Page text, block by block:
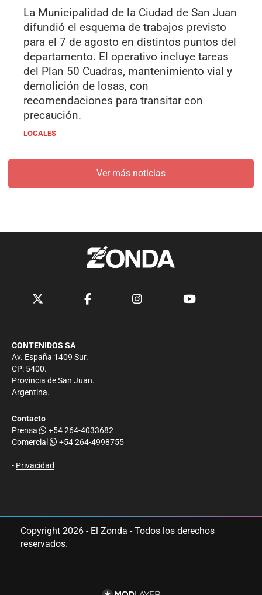
La Municipalidad de la Ciudad de San Juan
difundió el esquema de trabajos previsto
para el 7 de agosto en distintos puntos del
departamento. El operativo incluye tareas
del Plan 50 Cuadras, mantenimiento vial y
demolición de losas, con
recomendaciones para transitar con
precaución.
LOCALES
Ver más noticias
CONTENIDOS SA
Av. España 1409 Sur.
CP: 5400.
Provincia de San Juan.
Argentina.
Contacto
Prensa
+54 264-4033682
Comercial
+54 264-4998755
- Privacidad
Copyright 2026 - El Zonda - Todos los derechos
reservados.